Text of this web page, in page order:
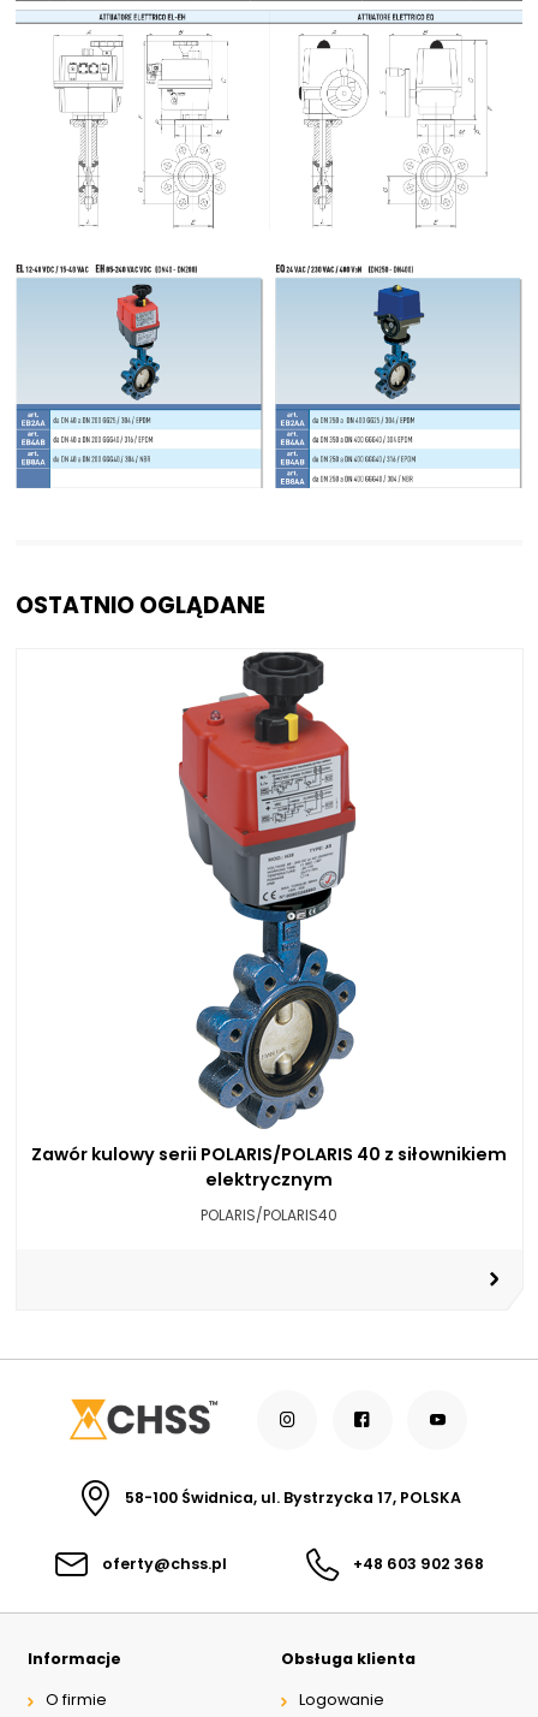
OSTATNIO OGLĄDANE
Zawór kulowy serii POLARIS/POLARIS 40 z siłownikiem
elektrycznym
POLARIS/POLARIS40
58-100 Świdnica, ul. Bystrzycka 17, POLSKA
oferty@chss.pl +48 603 902 368
Informacje
O firmie
Obsługa klienta
Logowanie